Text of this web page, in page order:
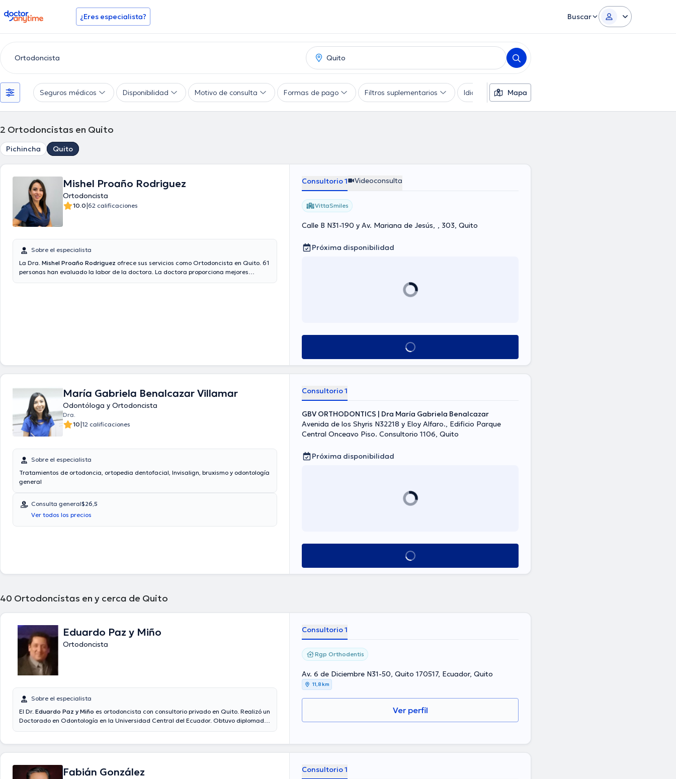
doctoranytime ¿Eres especialista? Buscar
Seguros médicos Disponibilidad Motivo de consulta Formas de pago Filtros suplementarios Idiomas Sexo
Mapa
2 Ortodoncistas en Quito
Pichincha Quito
Mishel Proaño Rodriguez
Ortodoncista
10.0|62 calificaciones
Sobre el especialista
La Dra. Mishel Proaño Rodriguez ofrece sus servicios como Ortodoncista en Quito. 61
personas han evaluado la labor de la doctora. La doctora proporciona mejores
Consultorio 1 Videoconsulta
VittaSmiles
Calle B N31-190 y Av. Mariana de Jesús, , 303, Quito
Próxima disponibilidad
Ver más horarios
María Gabriela Benalcazar Villamar
Odontóloga y Ortodoncista
Dra.
10|12 calificaciones
Sobre el especialista
Tratamientos de ortodoncia, ortopedia dentofacial, Invisalign, bruxismo y odontología
general
Consulta general$26,5
Ver todos los precios
Consultorio 1
GBV ORTHODONTICS | Dra María Gabriela Benalcazar
Avenida de los Shyris N32218 y Eloy Alfaro., Edificio Parque
Central Onceavo Piso. Consultorio 1106, Quito
Próxima disponibilidad
Ver más horarios
40 Ortodoncistas en y cerca de Quito
Eduardo Paz y Miño
Ortodoncista
Sobre el especialista
El Dr. Eduardo Paz y Miño es ortodoncista con consultorio privado en Quito. Realizó un
Doctorado en Odontología en la Universidad Central del Ecuador. Obtuvo diplomados
Consultorio 1
Rgp Orthodentis
Av. 6 de Diciembre N31-50, Quito 170517, Ecuador, Quito
11,8 km
Ver perfil
Fabián González Consultorio 1